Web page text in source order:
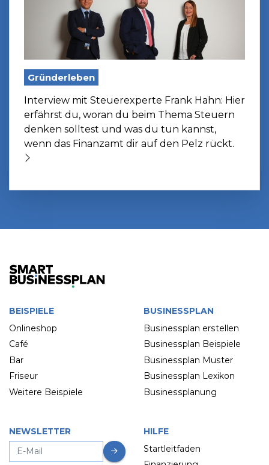
Gründerleben
Interview mit Steuerexperte Frank Hahn: Hier
erfährst du, woran du beim Thema Steuern
denken solltest und was du tun kannst,
wenn das Finanzamt dir auf den Pelz rückt.
BEISPIELE
Onlineshop
Café
Bar
Friseur
Weitere Beispiele
BUSINESSPLAN
Businessplan erstellen
Businessplan Beispiele
Businessplan Muster
Businessplan Lexikon
Businessplanung
NEWSLETTER
HILFE
Startleitfaden